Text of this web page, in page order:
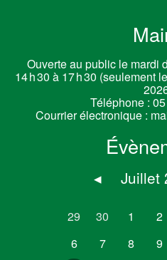
Ouverte au public le mardi
14 h 30 à 17 h 30 (seulement
Téléphone :
Courrier électronique :
◂ Juillet
29 30 1 2
6
7 8 9